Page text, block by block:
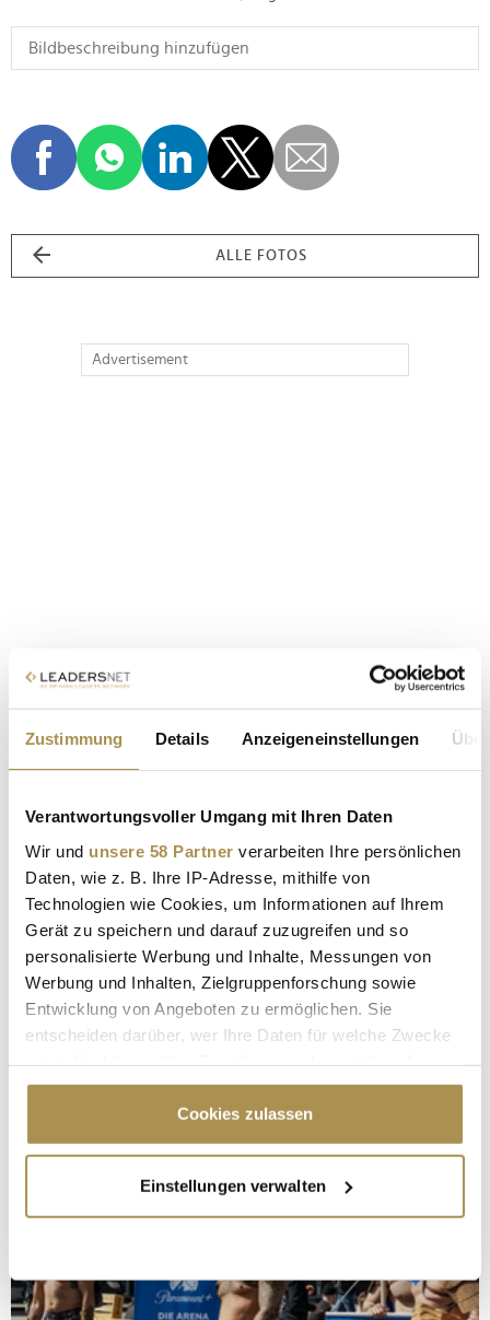
Zustimmung Details Anzeigeneinstellungen
Verantwortungsvoller Umgang mit Ihren Daten
Wir und unsere 58 Partner verarbeiten Ihre persönlichen
Daten, wie z. B. Ihre IP-Adresse, mithilfe von
Technologien wie Cookies, um Informationen auf Ihrem
Gerät zu speichern und darauf zuzugreifen und so
personalisierte Werbung und Inhalte, Messungen von
Werbung und Inhalten, Zielgruppenforschung sowie
Entwicklung von Angeboten zu ermöglichen. Sie
entscheiden darüber, wer Ihre Daten für welche Zwecke
Cookie-Erklärung oder durch Klicken auf das Privacy
Trigger Symbol ändern oder widerrufen
Informationen über Ihre geografische Lage
erfassen, welche bis auf einige Meter genau sein
bestimmten Merkmalen (Fingerprinting) identifizieren
Cookies zulassen
Einstellungen verwalten
ALLE FOTOS
Advertisement